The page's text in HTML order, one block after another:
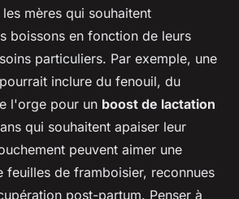
mères qui souhaitent
boissons en fonction de leurs
particuliers. Par exemple, une
inclure du fenouil, du
l'orge pour un boost de lactation
qui souhaitent apaiser leur
peuvent aimer une
feuilles de framboisier, reconnues
post-partum. Penser à